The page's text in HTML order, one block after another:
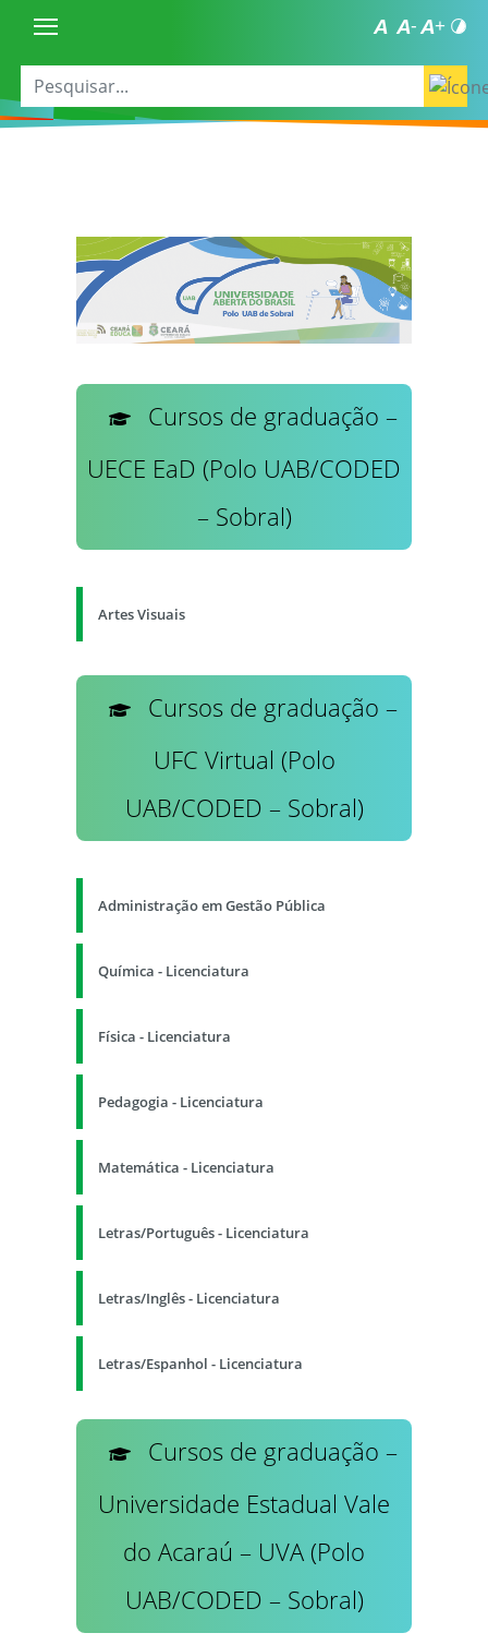
Cursos de graduação –
UECE EaD (Polo UAB/CODED
– Sobral)
Artes Visuais
Cursos de graduação –
UFC Virtual (Polo
UAB/CODED – Sobral)
Administração em Gestão Pública
Química - Licenciatura
Física - Licenciatura
Pedagogia - Licenciatura
Matemática - Licenciatura
Letras/Português - Licenciatura
Letras/Inglês - Licenciatura
Letras/Espanhol - Licenciatura
Cursos de graduação –
Universidade Estadual Vale
do Acaraú – UVA (Polo
UAB/CODED – Sobral)